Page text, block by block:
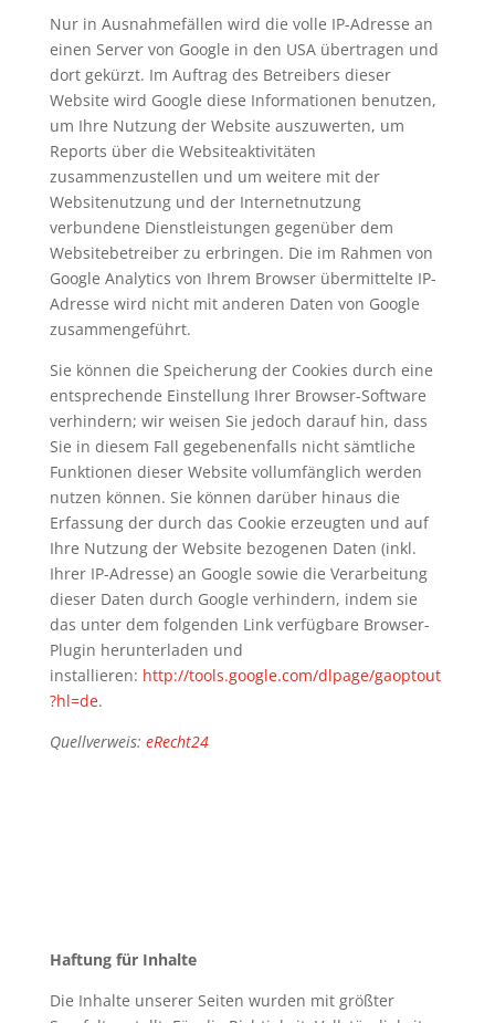
Nur in Ausnahmefällen wird die volle IP-Adresse an
einen Server von Google in den USA übertragen und
dort gekürzt. Im Auftrag des Betreibers dieser
Website wird Google diese Informationen benutzen,
um Ihre Nutzung der Website auszuwerten, um
Reports über die Websiteaktivitäten
zusammenzustellen und um weitere mit der
Websitenutzung und der Internetnutzung
verbundene Dienstleistungen gegenüber dem
Websitebetreiber zu erbringen. Die im Rahmen von
Google Analytics von Ihrem Browser übermittelte IP-
Adresse wird nicht mit anderen Daten von Google
zusammengeführt.
Sie können die Speicherung der Cookies durch eine
entsprechende Einstellung Ihrer Browser-Software
verhindern; wir weisen Sie jedoch darauf hin, dass
Sie in diesem Fall gegebenenfalls nicht sämtliche
Funktionen dieser Website vollumfänglich werden
nutzen können. Sie können darüber hinaus die
Erfassung der durch das Cookie erzeugten und auf
Ihre Nutzung der Website bezogenen Daten (inkl.
Ihrer IP-Adresse) an Google sowie die Verarbeitung
dieser Daten durch Google verhindern, indem sie
das unter dem folgenden Link verfügbare Browser-
Plugin herunterladen und
installieren: http://tools.google.com/dlpage/gaoptout
?hl=de.
Quellverweis: eRecht24
Haftung für Inhalte
Die Inhalte unserer Seiten wurden mit größter